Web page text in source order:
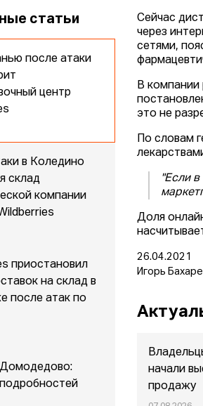
Сейчас
через
сетями,
В
это не
По словам
"Если
Доля
26.04.2021
Игорь
начали
продажу
статьи
после атаки
центр
в Коледино
склад
компании
приостановил
на склад в
после атак по
Домодедово: